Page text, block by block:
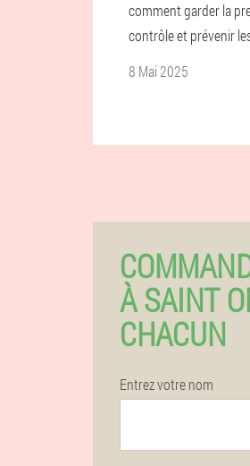
comment garder la
contrôle et prévenir
8 Mai 2025
À SAINT
CHACUN
Entrez votre nom